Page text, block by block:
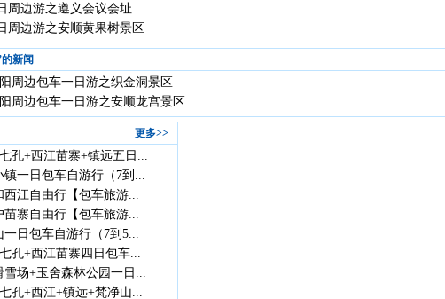
周边游之遵义会议会址
周边游之安顺黄果树景区
的新闻
周边包车一日游之织金洞景区
周边包车一日游之安顺龙宫景区
更多>>
孔+西江苗寨+镇远五日...
一日包车自游行（7到...
江自由行【包车旅游...
寨自由行【包车旅游...
日包车自游行（7到5...
孔+西江苗寨四日包车...
场+玉舍森林公园一日...
孔+西江+镇远+梵净山...